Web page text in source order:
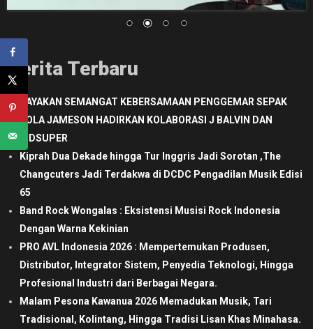
Berita Terbaru
RAYAKAN SEMANGAT KEBERSAMAAN PENGGEMAR SEPAK
BOLA JAMESON HADIRKAN KOLABORASI J BALVIN DAN
KIDSUPER
Kiprah Dua Dekade hingga Tur Inggris Jadi Sorotan ,The
Changcuters Jadi Terdakwa di DCDC Pengadilan Musik Edisi
65
Band Rock Wongalas : Eksistensi Musisi Rock Indonesia
Dengan Warna Kekinian
PRO AVL Indonesia 2026 : Mempertemukan Produsen,
Distributor, Integrator Sistem, Penyedia Teknologi, Hingga
Profesional Industri dari Berbagai Negara.
Malam Pesona Kawanua 2026 Memadukan Musik, Tari
Tradisional, Kolintang, Hingga Tradisi Lisan Khas Minahasa.